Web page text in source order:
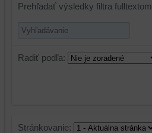
Prehľadať výsledky filtra fulltextom
Radiť podľa:
Stránkovanie: